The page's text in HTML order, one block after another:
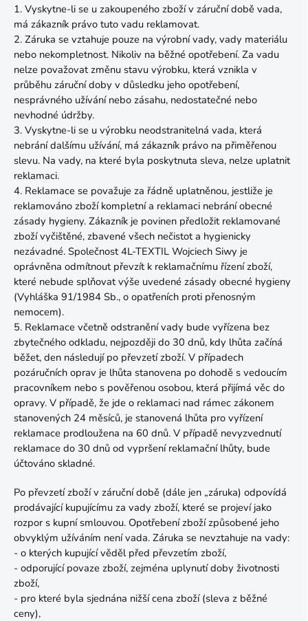
1. Vyskytne-li se u zakoupeného zboží v záruční době vada,
má zákazník právo tuto vadu reklamovat.
2. Záruka se vztahuje pouze na výrobní vady, vady materiálu
nebo nekompletnost. Nikoliv na běžné opotřebení. Za vadu
nelze považovat změnu stavu výrobku, která vznikla v
průběhu záruční doby v důsledku jeho opotřebení,
nesprávného užívání nebo zásahu, nedostatečné nebo
nevhodné údržby.
3. Vyskytne-li se u výrobku neodstranitelná vada, která
nebrání dalšímu užívání, má zákazník právo na přiměřenou
slevu. Na vady, na které byla poskytnuta sleva, nelze uplatnit
reklamaci.
4. Reklamace se považuje za řádně uplatněnou, jestliže je
reklamováno zboží kompletní a reklamaci nebrání obecné
zásady hygieny. Zákazník je povinen předložit reklamované
zboží vyčištěné, zbavené všech nečistot a hygienicky
nezávadné. Společnost 4L-TEXTIL Wojciech Siwy je
oprávněna odmítnout převzít k reklamačnímu řízení zboží,
které nebude splňovat výše uvedené zásady obecné hygieny
(Vyhláška 91/1984 Sb., o opatřeních proti přenosným
nemocem).
5. Reklamace včetně odstranění vady bude vyřízena bez
zbytečného odkladu, nejpozději do 30 dnů, kdy lhůta začíná
běžet, den následují po převzetí zboží. V případech
pozáručních oprav je lhůta stanovena po dohodě s vedoucím
pracovníkem nebo s pověřenou osobou, která přijímá věc do
opravy. V případě, že jde o reklamaci nad rámec zákonem
stanovených 24 měsíců, je stanovená lhůta pro vyřízení
reklamace prodloužena na 60 dnů. V případě nevyzvednutí
reklamace do 30 dnů od vypršení reklamační lhůty, bude
účtováno skladné.
Po převzetí zboží v záruční době (dále jen „záruka) odpovídá
prodávající kupujícímu za vady zboží, které se projeví jako
rozpor s kupní smlouvou. Opotřebení zboží způsobené jeho
obvyklým užíváním není vada. Záruka se nevztahuje na vady:
- o kterých kupující věděl před převzetím zboží,
- odporující povaze zboží, zejména uplynutí doby životnosti
zboží,
- pro které byla sjednána nižší cena zboží (sleva z běžné
ceny),